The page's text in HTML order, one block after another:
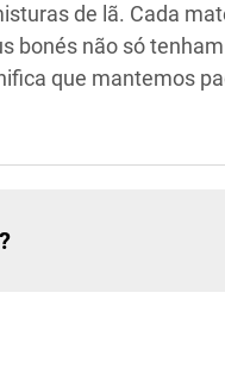
de lã. Cada
bonés não só
que mantemos